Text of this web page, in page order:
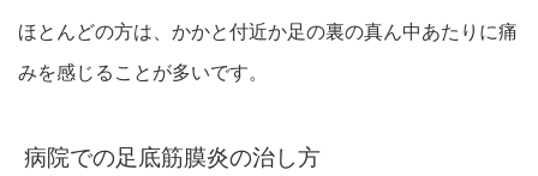
ほとんどの方は、かかと付近か足の裏の真ん中あたりに痛
みを感じることが多いです。
病院での足底筋膜炎の治し方